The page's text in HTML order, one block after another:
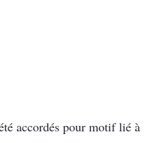
accordés pour motif lié à